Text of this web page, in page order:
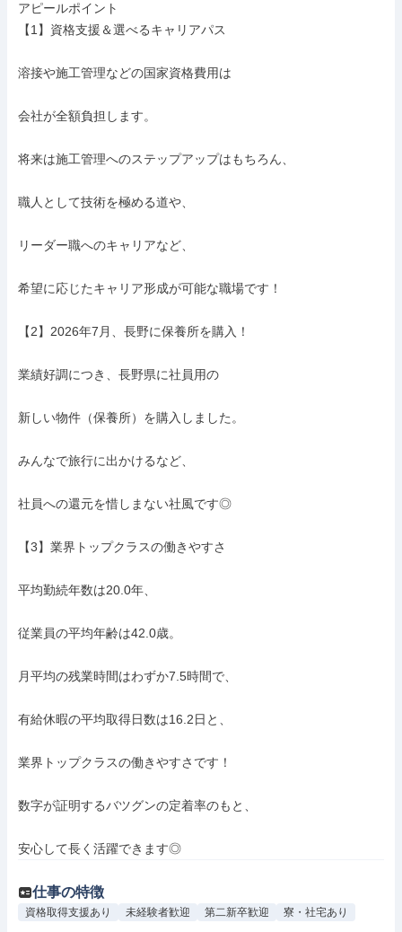
アピールポイント
【1】資格支援＆選べるキャリアパス
溶接や施工管理などの国家資格費用は
会社が全額負担します。
将来は施工管理へのステップアップはもちろん、
職人として技術を極める道や、
リーダー職へのキャリアなど、
希望に応じたキャリア形成が可能な職場です！
【2】2026年7月、長野に保養所を購入！
業績好調につき、長野県に社員用の
新しい物件（保養所）を購入しました。
みんなで旅行に出かけるなど、
社員への還元を惜しまない社風です◎
【3】業界トップクラスの働きやすさ
平均勤続年数は20.0年、
従業員の平均年齢は42.0歳。
月平均の残業時間はわずか7.5時間で、
有給休暇の平均取得日数は16.2日と、
業界トップクラスの働きやすさです！
数字が証明するバツグンの定着率のもと、
安心して長く活躍できます◎
仕事の特徴
資格取得支援あり 未経験者歓迎 第二新卒歓迎 寮・社宅あり